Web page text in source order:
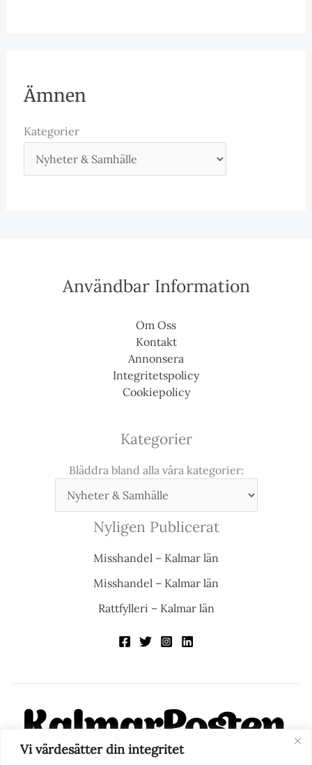
Vi värdesätter din integritet
Ämnen
Kategorier
Användbar Information
Om Oss
Kontakt
Annonsera
Integritetspolicy
Cookiepolicy
Kategorier
Bläddra bland alla våra kategorier:
Nyligen Publicerat
Misshandel – Kalmar län
Misshandel – Kalmar län
Rattfylleri – Kalmar län
KalmarPosten är en modern lokalnyhetstidning på nätet. Med